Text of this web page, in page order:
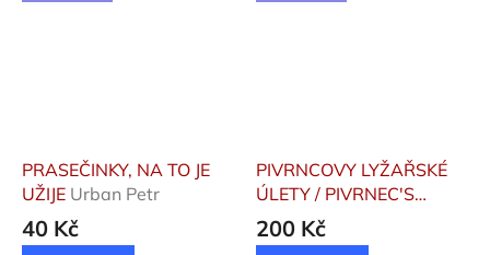
PRASEČINKY, NA TO JE
UŽIJE Urban Petr
40 Kč
PIVRNCOVY LYŽAŘSKÉ
ÚLETY / PIVRNEC'S
SKIING STUNTS
Petr
200 Kč